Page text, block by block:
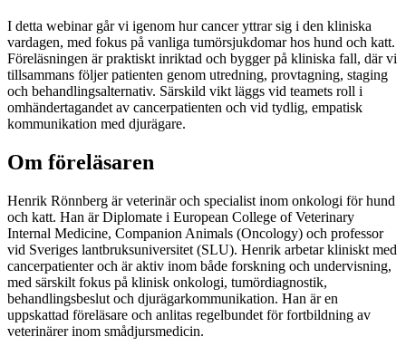
I detta webinar går vi igenom hur cancer yttrar sig i den kliniska
vardagen, med fokus på vanliga tumörsjukdomar hos hund och katt.
Föreläsningen är praktiskt inriktad och bygger på kliniska fall, där vi
tillsammans följer patienten genom utredning, provtagning, staging
och behandlingsalternativ. Särskild vikt läggs vid teamets roll i
omhändertagandet av cancerpatienten och vid tydlig, empatisk
kommunikation med djurägare.
Om föreläsaren
Henrik Rönnberg är veterinär och specialist inom onkologi för hund
och katt. Han är Diplomate i European College of Veterinary
Internal Medicine, Companion Animals (Oncology) och professor
vid Sveriges lantbruksuniversitet (SLU). Henrik arbetar kliniskt med
cancerpatienter och är aktiv inom både forskning och undervisning,
med särskilt fokus på klinisk onkologi, tumördiagnostik,
behandlingsbeslut och djurägarkommunikation. Han är en
uppskattad föreläsare och anlitas regelbundet för fortbildning av
veterinärer inom smådjursmedicin.